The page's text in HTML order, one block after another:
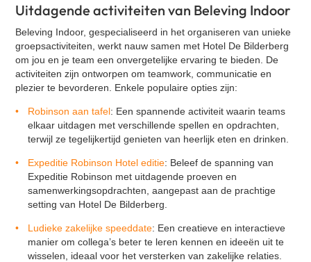
Salsa workshop
Quiz XL
VR Escape Room - Squid Game
Adem workshop
Music challenge
Bokstraining
Zandsculpturen Rivier
VR Escape Room - Murder Hotel
Diner Naar Analyse
Quizperience
Uitdagende activiteiten van Beleving Indoor
Beleving Indoor, gespecialiseerd in het organiseren van unieke
groepsactiviteiten, werkt nauw samen met Hotel De Bilderberg
om jou en je team een onvergetelijke ervaring te bieden. De
activiteiten zijn ontworpen om teamwork, communicatie en
plezier te bevorderen. Enkele populaire opties zijn:
Robinson aan tafel: Een spannende activiteit waarin teams
elkaar uitdagen met verschillende spellen en opdrachten,
terwijl ze tegelijkertijd genieten van heerlijk eten en drinken.
Expeditie Robinson Hotel editie: Beleef de spanning van
Expeditie Robinson met uitdagende proeven en
samenwerkingsopdrachten, aangepast aan de prachtige
setting van Hotel De Bilderberg.
Ludieke zakelijke speeddate: Een creatieve en interactieve
manier om collega’s beter te leren kennen en ideeën uit te
wisselen, ideaal voor het versterken van zakelijke relaties.